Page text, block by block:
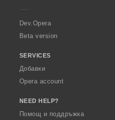
a
Dev.Opera
Beta version
SERVICES
Добавки
Opera account
NEED HELP?
Помощ и поддръжка